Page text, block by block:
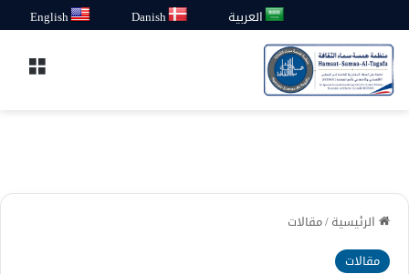
العربية Danish
English
الرئيسية/مقالات
مقالات